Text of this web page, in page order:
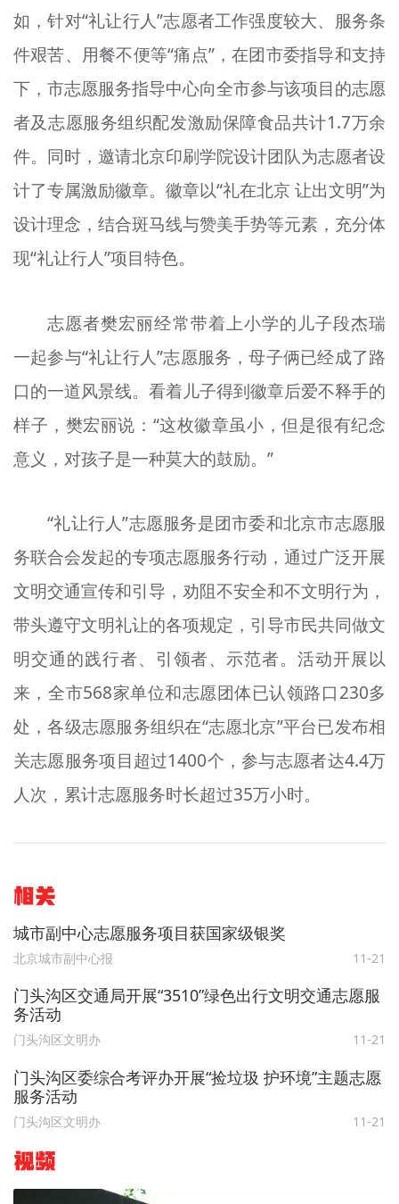
如，针对“礼让行人”志愿者工作强度较大、服务条
件艰苦、用餐不便等“痛点”，在团市委指导和支持
下，市志愿服务指导中心向全市参与该项目的志愿
者及志愿服务组织配发激励保障食品共计1.7万余
件。同时，邀请北京印刷学院设计团队为志愿者设
计了专属激励徽章。徽章以“礼在北京 让出文明”为
设计理念，结合斑马线与赞美手势等元素，充分体
现“礼让行人”项目特色。
志愿者樊宏丽经常带着上小学的儿子段杰瑞
一起参与“礼让行人”志愿服务，母子俩已经成了路
口的一道风景线。看着儿子得到徽章后爱不释手的
样子，樊宏丽说：“这枚徽章虽小，但是很有纪念
意义，对孩子是一种莫大的鼓励。”
“礼让行人”志愿服务是团市委和北京市志愿服
务联合会发起的专项志愿服务行动，通过广泛开展
文明交通宣传和引导，劝阻不安全和不文明行为，
带头遵守文明礼让的各项规定，引导市民共同做文
明交通的践行者、引领者、示范者。活动开展以
来，全市568家单位和志愿团体已认领路口230多
处，各级志愿服务组织在“志愿北京”平台已发布相
关志愿服务项目超过1400个，参与志愿者达4.4万
人次，累计志愿服务时长超过35万小时。
相关
城市副中心志愿服务项目获国家级银奖
北京城市副中心报 11-21
门头沟区交通局开展“3510”绿色出行文明交通志愿服
务活动
门头沟区文明办 11-21
门头沟区委综合考评办开展“捡垃圾 护环境”主题志愿
服务活动
门头沟区文明办 11-21
视频